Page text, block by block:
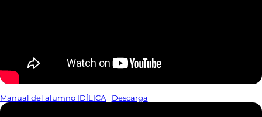
Manual del alumno IDÍLICA Descarga